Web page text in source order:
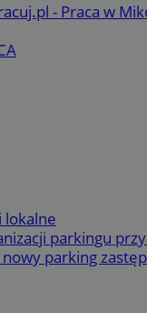
- Praca w
lokalne
parkingu
nowy parking